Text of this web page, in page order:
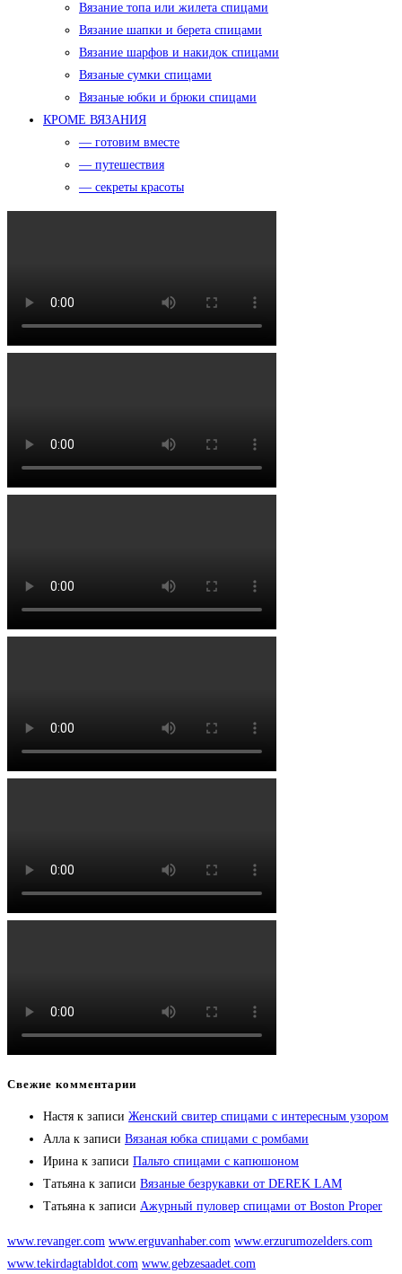
Вязание топа или жилета спицами
Вязание шапки и берета спицами
Вязание шарфов и накидок спицами
Вязаные сумки спицами
Вязаные юбки и брюки спицами
КРОМЕ ВЯЗАНИЯ
— готовим вместе
— путешествия
— секреты красоты
Свежие комментарии
Настя к записи Женский свитер спицами с интересным узором
Алла к записи Вязаная юбка спицами с ромбами
Ирина к записи Пальто спицами с капюшоном
Татьяна к записи Вязаные безрукавки от DEREK LAM
Татьяна к записи Ажурный пуловер спицами от Boston Proper
www.revanger.com www.erguvanhaber.com www.erzurumozelders.com
www.tekirdagtabldot.com www.gebzesaadet.com